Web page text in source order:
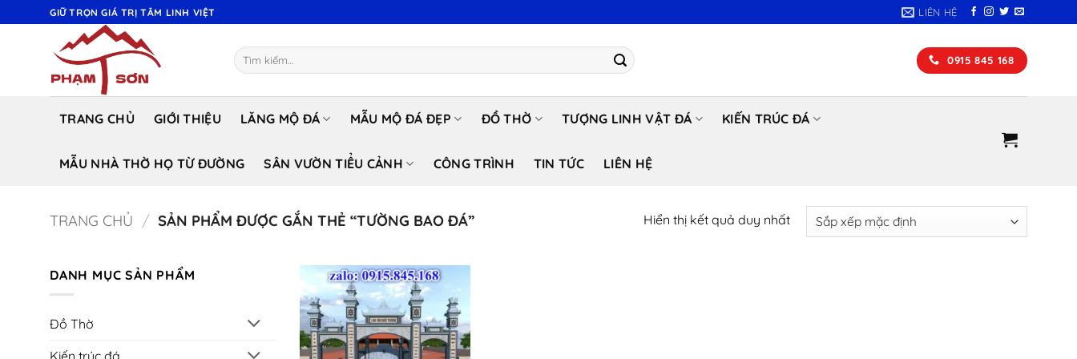
qua
GIỮ TRỌN GIÁ TRỊ TÂM LINH VIỆT LIÊN HỆ
Tìm
kiếm:
0915 845 168
TRANG CHỦ GIỚI THIỆU LĂNG MỘ ĐÁ MẪU MỘ ĐÁ ĐẸP ĐỒ THỜ TƯỢNG LINH VẬT ĐÁ KIẾN TRÚC ĐÁ
MẪU NHÀ THỜ HỌ TỪ ĐƯỜNG SÂN VƯỜN TIỂU CẢNH CÔNG TRÌNH TIN TỨC LIÊN HỆ
TRANG CHỦ / SẢN PHẨM ĐƯỢC GẮN THẺ “TƯỜNG BAO ĐÁ” Hiển thị kết quả duy nhất
DANH MỤC SẢN PHẨM
Đồ Thờ